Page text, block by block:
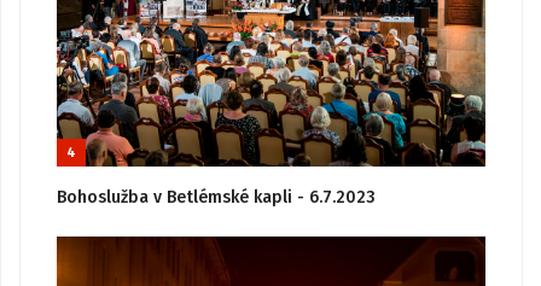
4
Bohoslužba v Betlémské kapli - 6.7.2023